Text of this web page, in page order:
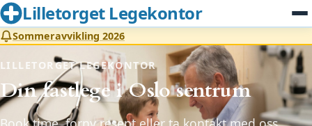
Lilletorget Legekontor
Sommeravvikling 2026
LILLETORGET LEGEKONTOR
Din fastlege i Oslo sentrum